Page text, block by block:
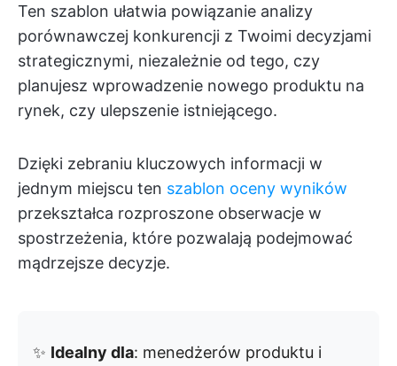
Ten szablon ułatwia powiązanie analizy
porównawczej konkurencji z Twoimi decyzjami
strategicznymi, niezależnie od tego, czy
planujesz wprowadzenie nowego produktu na
rynek, czy ulepszenie istniejącego.
Dzięki zebraniu kluczowych informacji w
jednym miejscu ten szablon oceny wyników
przekształca rozproszone obserwacje w
spostrzeżenia, które pozwalają podejmować
mądrzejsze decyzje.
✨ Idealny dla: menedżerów produktu i